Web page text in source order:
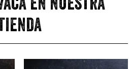
en nuestra
tienda